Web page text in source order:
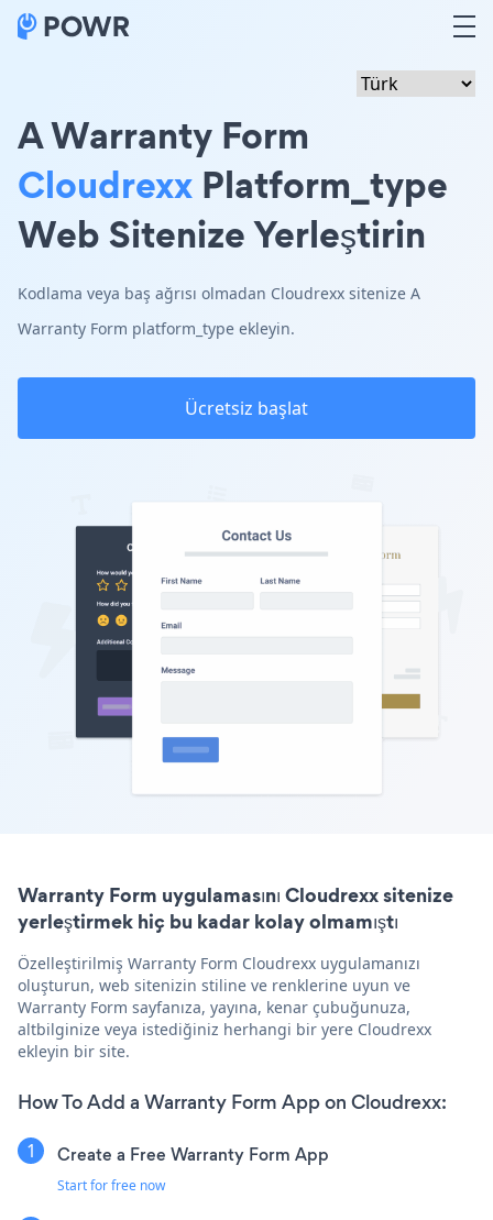
A Warranty Form
Cloudrexx Platform_type
Web Sitenize Yerleştirin
Kodlama veya baş ağrısı olmadan Cloudrexx sitenize A
Warranty Form platform_type ekleyin.
Ücretsiz başlat
Warranty Form uygulamasını Cloudrexx sitenize
yerleştirmek hiç bu kadar kolay olmamıştı
Özelleştirilmiş Warranty Form Cloudrexx uygulamanızı
oluşturun, web sitenizin stiline ve renklerine uyun ve
Warranty Form sayfanıza, yayına, kenar çubuğunuza,
altbilginize veya istediğiniz herhangi bir yere Cloudrexx
ekleyin bir site.
How To Add a Warranty Form App on Cloudrexx:
Create a Free Warranty Form App
Start for free now